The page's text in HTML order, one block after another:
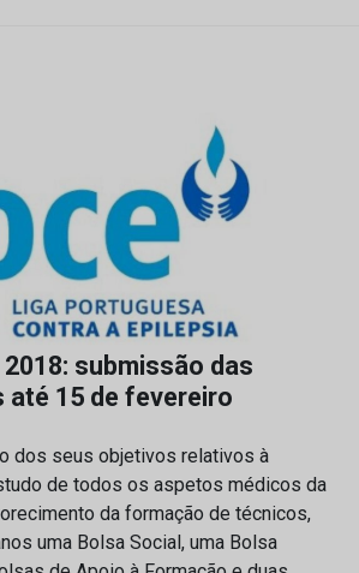
2018: submissão das
até 15 de fevereiro
dos seus objetivos relativos à
de todos os aspetos médicos da
da formação de técnicos,
uma Bolsa Social, uma Bolsa